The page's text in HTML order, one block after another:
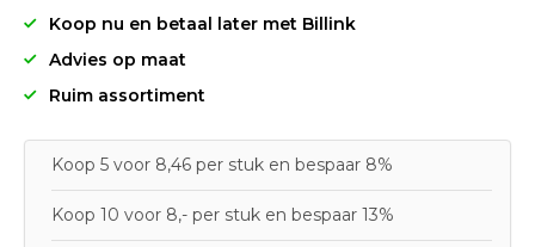
Koop nu en betaal later met Billink
Advies op maat
Ruim assortiment
Koop 5 voor 8,46 per stuk en bespaar 8%
Koop 10 voor 8,- per stuk en bespaar 13%